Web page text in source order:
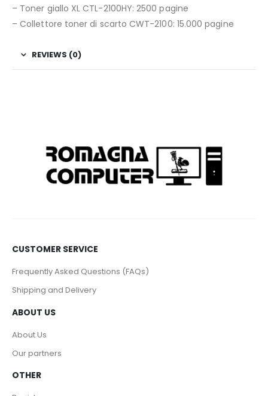
– Toner giallo XL CTL-2100HY: 2500 pagine
– Collettore toner di scarto CWT-2100: 15.000 pagine
REVIEWS (0)
CUSTOMER SERVICE
Frequently Asked Questions (FAQs)
Shipping and Delivery
ABOUT US
About Us
Our partners
OTHER